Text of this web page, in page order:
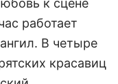
к сцене
работает
В четыре
красавиц